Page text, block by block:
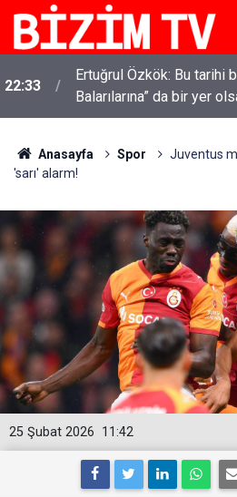
22:33
Ertuğrul Özkök: Bu tarihi
Balarılarına” da bir yer
Anasayfa Spor
Juventus
'sarı' alarm!
11:42
25 Şubat 2026